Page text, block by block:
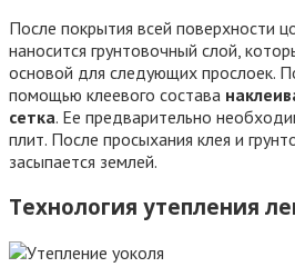
После покрытия всей поверхности
наносится грунтовочный слой,
основой для следующих прослоек.
помощью клеевого состава
сетка. Ее предварительно
плит. После просыхания клея и
засыпается землей.
Технология утепления